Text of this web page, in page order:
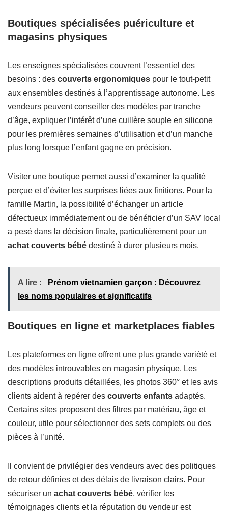
Boutiques spécialisées puériculture et
magasins physiques
Les enseignes spécialisées couvrent l’essentiel des
besoins : des couverts ergonomiques pour le tout-petit
aux ensembles destinés à l’apprentissage autonome. Les
vendeurs peuvent conseiller des modèles par tranche
d’âge, expliquer l’intérêt d’une cuillère souple en silicone
pour les premières semaines d’utilisation et d’un manche
plus long lorsque l’enfant gagne en précision.
Visiter une boutique permet aussi d’examiner la qualité
perçue et d’éviter les surprises liées aux finitions. Pour la
famille Martin, la possibilité d’échanger un article
défectueux immédiatement ou de bénéficier d’un SAV local
a pesé dans la décision finale, particulièrement pour un
achat couverts bébé destiné à durer plusieurs mois.
A lire :
Prénom vietnamien garçon : Découvrez
les noms populaires et significatifs
Boutiques en ligne et marketplaces fiables
Les plateformes en ligne offrent une plus grande variété et
des modèles introuvables en magasin physique. Les
descriptions produits détaillées, les photos 360° et les avis
clients aident à repérer des couverts enfants adaptés.
Certains sites proposent des filtres par matériau, âge et
couleur, utile pour sélectionner des sets complets ou des
pièces à l’unité.
Il convient de privilégier des vendeurs avec des politiques
de retour définies et des délais de livraison clairs. Pour
sécuriser un achat couverts bébé, vérifier les
témoignages clients et la réputation du vendeur est